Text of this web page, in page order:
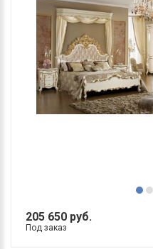
205 650 руб.
Под заказ